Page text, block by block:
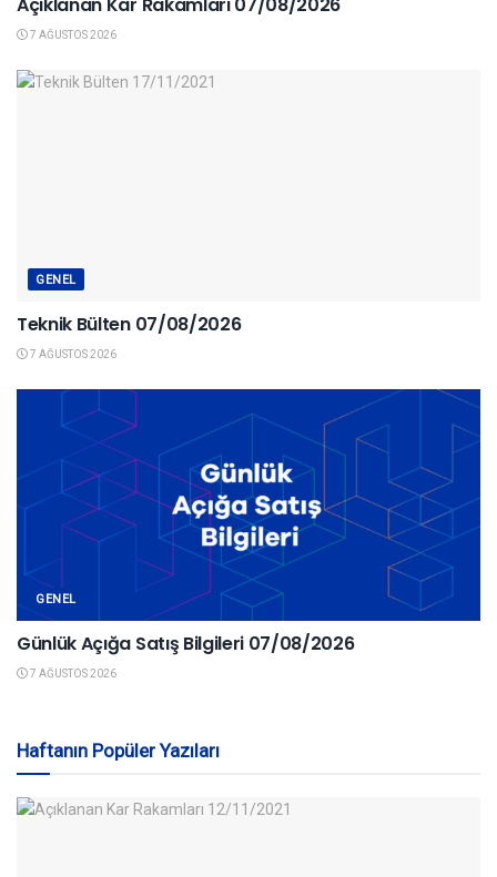
7 AĞUSTOS 2026
GENEL
Teknik Bülten 07/08/2026
7 AĞUSTOS 2026
GENEL
Günlük Açığa Satış Bilgileri 07/08/2026
7 AĞUSTOS 2026
Haftanın Popüler Yazıları